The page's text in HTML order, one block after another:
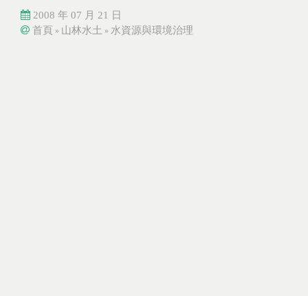
2008 年 07 月 21 日
首頁 » 山林水土 » 水資源與環境治理